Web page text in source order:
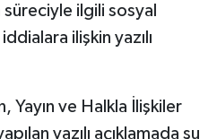
ilgili sosyal
ilişkin yazılı
Yayın ve Halkla İlişkiler
yazılı açıklamada şu